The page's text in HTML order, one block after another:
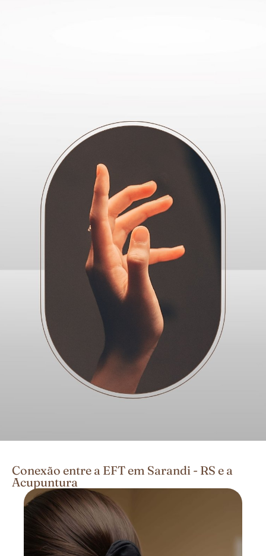
Conexão entre a EFT em Sarandi - RS e a
Acupuntura